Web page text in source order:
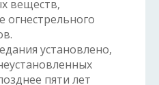
веществ,
огнестрельного
установлено,
пяти лет